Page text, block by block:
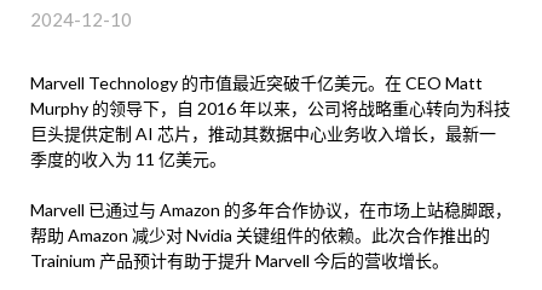
2024-12-10
Marvell Technology 的市值最近突破千亿美元。在 CEO Matt
Murphy 的领导下，自 2016 年以来，公司将战略重心转向为科技
巨头提供定制 AI 芯片，推动其数据中心业务收入增长，最新一
季度的收入为 11 亿美元。
Marvell 已通过与 Amazon 的多年合作协议，在市场上站稳脚跟，
帮助 Amazon 减少对 Nvidia 关键组件的依赖。此次合作推出的
Trainium 产品预计有助于提升 Marvell 今后的营收增长。